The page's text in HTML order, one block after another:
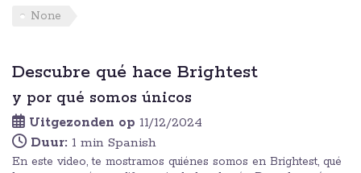
None
Descubre qué hace Brightest
y por qué somos únicos
Uitgezonden op 11/12/2024
Duur: 1 min Spanish
En este video, te mostramos quiénes somos en Brightest, qué